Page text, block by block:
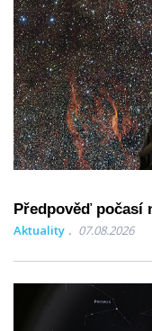
Předpověď počasí
Aktuality 07.08.2026